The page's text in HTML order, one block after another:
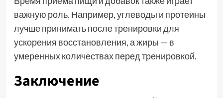
важную роль. Например, углеводы и протеины
лучше принимать после тренировки для
ускорения восстановления, а жиры — в
умеренных количествах перед тренировкой.
Заключение